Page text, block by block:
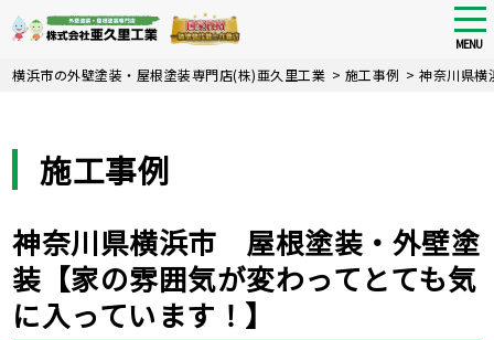
Skip
MENU
横浜市の外壁塗装・屋根塗装専門店(株)亜久里工業 > 施工事例 >神奈川県横
施工事例
神奈川県横浜市 屋根塗装・外壁塗
装【家の雰囲気が変わってとても気
に入っています！】